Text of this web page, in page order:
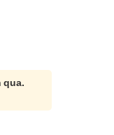
qua.